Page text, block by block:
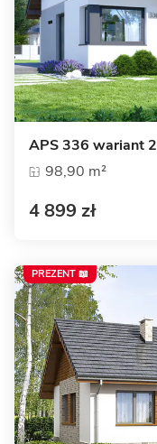
APS 336 wariant 2
98,90 m²
4 899 zł
PREZENT 📖